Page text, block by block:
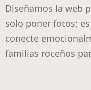
Diseñamos la web
solo poner fotos;
conecte
familias roceños